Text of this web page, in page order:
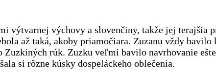
výtvarnej výchovy a slovenčiny, takže jej terajšia
až taká, akoby priamočiara. Zuzanu vždy
Zuzkiných rúk. Zuzku veľmi bavilo navrhovanie
si rôzne kúsky dospeláckeho oblečenia.